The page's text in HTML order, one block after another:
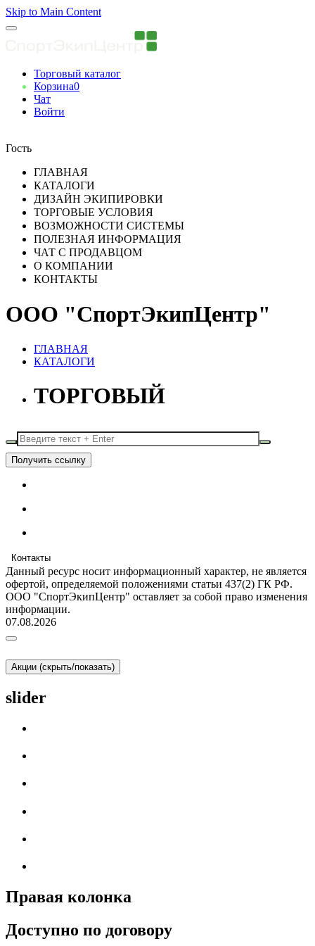
Skip to Main Content
Торговый каталог
Корзина0
Чат
Войти
Гость
ГЛАВНАЯ
КАТАЛОГИ
ДИЗАЙН ЭКИПИРОВКИ
ТОРГОВЫЕ УСЛОВИЯ
ВОЗМОЖНОСТИ СИСТЕМЫ
ПОЛЕЗНАЯ ИНФОРМАЦИЯ
ЧАТ С ПРОДАВЦОМ
О КОМПАНИИ
КОНТАКТЫ
ООО "СпортЭкипЦентр"
ГЛАВНАЯ
КАТАЛОГИ
ТОРГОВЫЙ
Получить ссылку
Контакты
Данный ресурс носит информационный характер, не является
офертой, определяемой положениями статьи 437(2) ГК РФ.
ООО "СпортЭкипЦентр" оставляет за собой право изменения
информации.
07.08.2026
Акции (скрыть/показать)
slider
Правая колонка
Доступно по договору